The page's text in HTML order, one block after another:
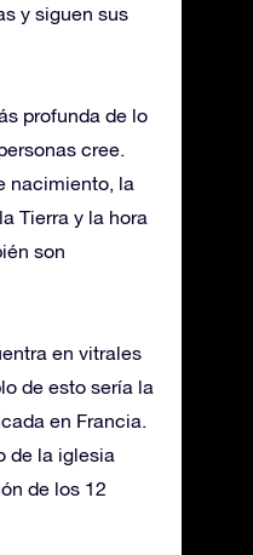
y siguen sus
profunda de lo
cree.
nacimiento, la
Tierra y la hora
son
en vitrales
de esto sería la
en Francia.
de la iglesia
de los 12